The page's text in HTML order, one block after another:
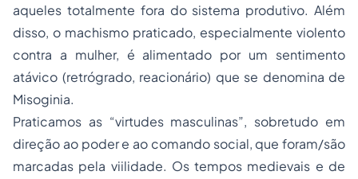
aqueles totalmente fora do sistema produtivo. Além
disso, o machismo praticado, especialmente violento
contra a mulher, é alimentado por um sentimento
atávico (retrógrado, reacionário) que se denomina de
Misoginia.
Praticamos as “virtudes masculinas”, sobretudo em
direção ao poder e ao comando social, que foram/são
marcadas pela viilidade. Os tempos medievais e de